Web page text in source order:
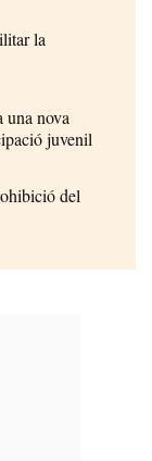
la
una nova
juvenil
del